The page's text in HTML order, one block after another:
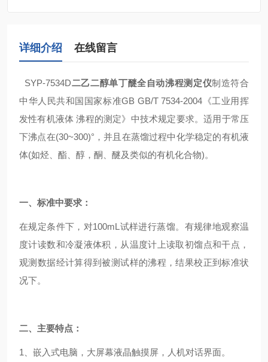
详细介绍 在线留言
SYP-7534D二乙二醇单丁醚全自动沸程测定仪制造符合
中华人民共和国国家标准GB GB/T 7534-2004《工业用挥
发性有机液体 沸程的测定》中技术规定要求。适用于常压
下沸点在(30~300)°，并且在蒸馏过程中化学稳定的有机液
体(如烃、酯、醇，酮、醚及类似的有机化合物)。
一、标准中要求：
在规定条件下，对100mL试样进行蒸馏。有规律地观察温
度计读数和冷凝液体积，从温度计上读取初馏点和干点，
观测数据经计算得到被测试样的沸程，结果校正到标准状
况下。
二、主要特点：
1、嵌入式电脑，大屏幕液晶触摸屏，人机对话界面。